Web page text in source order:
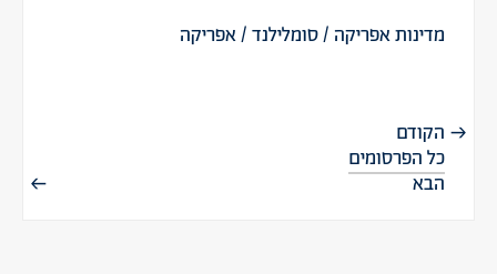
מדינות אפריקה/סומלילנד/אפריקה
הקודם
כל הפרסומים
הבא